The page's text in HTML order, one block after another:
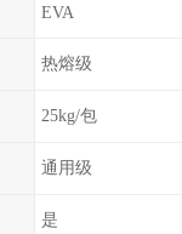
EVA
热熔级
25kg/包
通用级
是